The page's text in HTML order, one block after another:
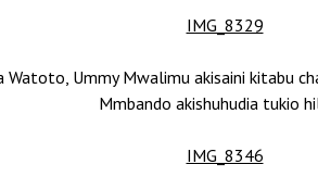
Watoto, Ummy Mwalimu akisaini kitabu
Mmbando akishuhudia tukio